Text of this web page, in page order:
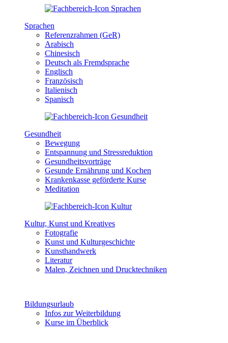
Sprachen
Referenzrahmen (GeR)
Arabisch
Chinesisch
Deutsch als Fremdsprache
Englisch
Französisch
Italienisch
Spanisch
Gesundheit
Bewegung
Entspannung und Stressreduktion
Gesundheitsvorträge
Gesunde Ernährung und Kochen
Krankenkasse geförderte Kurse
Meditation
Kultur, Kunst und Kreatives
Fotografie
Kunst und Kulturgeschichte
Kunsthandwerk
Literatur
Malen, Zeichnen und Drucktechniken
Bildungsurlaub
Infos zur Weiterbildung
Kurse im Überblick